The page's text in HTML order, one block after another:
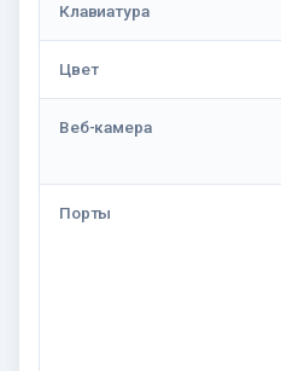
Клавиатура
Цвет
Веб-камера
Порты